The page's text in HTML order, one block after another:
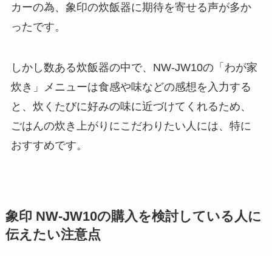
カーの為、象印の炊飯器に期待を寄せる声が多か
ったです。
しかし数ある炊飯器の中で、NW-JW10の「わが家
炊き」メニューは食感や味などの感想を入力する
と、炊くたびに好みの味に近づけてくれるため、
ごはんの炊き上がりにこだわりたい人には、特に
おすすめです。
象印 NW-JW10の購入を検討している人に
伝えたい注意点